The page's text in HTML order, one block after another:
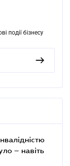
події бізнесу
– навіть